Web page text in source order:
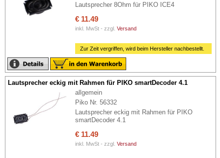
Lautsprecher 8Ohm für PIKO ICE4
€ 11.49
inkl. MwSt - zzgl. Versand
Zur Zeit vergriffen, wird beim Hersteller nachbestellt.
Lautsprecher eckig mit Rahmen für PIKO smartDecoder 4.1
allgemein
Piko Nr. 56332
Lautsprecher eckig mit Rahmen für PIKO
smartDecoder 4.1
€ 11.49
inkl. MwSt - zzgl. Versand